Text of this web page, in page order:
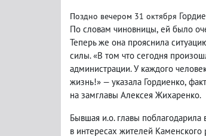
Поздно вечером 31 октября
По словам чиновницы, ей было
Теперь же она прояснила
силы. «В том что сегодня
администрации. У каждого
жизнь!» — указала Гордиенко,
на замглавы Алексея Жихаренко.
Бывшая и.о. главы поблагодарила
в интересах жителей Каменского